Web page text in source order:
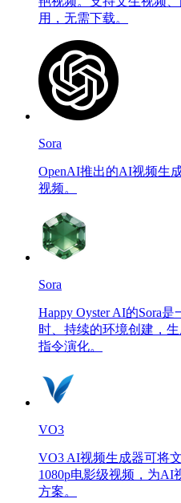
用，无需下载。
Sora
OpenAI推出的AI视频生
视频。
Sora
Happy Oyster AI的Sora
时、持续的环境创建，
指令演化。
VO3
VO3 AI视频生成器可将
1080p电影级视频，为AI
方案。